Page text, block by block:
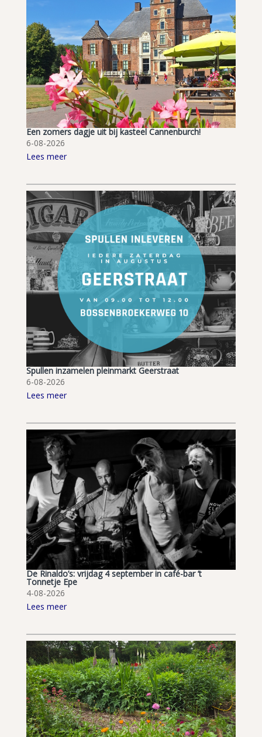
Een zomers dagje uit bij kasteel Cannenburch!
6-08-2026
Lees meer
Spullen inzamelen pleinmarkt Geerstraat
6-08-2026
Lees meer
De Rinaldo’s: vrijdag 4 september in café-bar ’t
Tonnetje Epe
4-08-2026
Lees meer